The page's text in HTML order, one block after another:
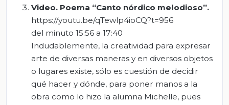
Video. Poema “Canto nórdico melodioso”.
https://youtu.be/qTewlp4ioCQ?t=956
del minuto 15:56 a 17:40
Indudablemente, la creatividad para expresar
arte de diversas maneras y en diversos objetos
o lugares existe, sólo es cuestión de decidir
qué hacer y dónde, para poner manos a la
obra como lo hizo la alumna Michelle, pues